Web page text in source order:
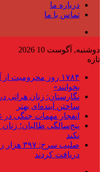
درباره ما
تماس با ما
دوشنبه, آگوست 10 2026
تازه
۱۷۸۴ روز
بخوانند»
نگارستان: زنان هراتی
ساختن آینده‌ای بهتر
انفجار مهمات جنگی در غزنی؛ یک
پنج‌سالگی طالبان؛
نکند
صلیب
دریافت کردند